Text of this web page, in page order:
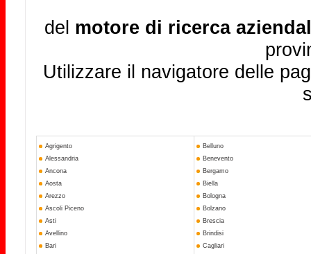
del motore di ricerca
Utilizzare il navigatore delle
Agrigento
Alessandria
Ancona
Aosta
Arezzo
Ascoli Piceno
Asti
Avellino
Bari
Belluno
Benevento
Bergamo
Biella
Bologna
Bolzano
Brescia
Brindisi
Cagliari